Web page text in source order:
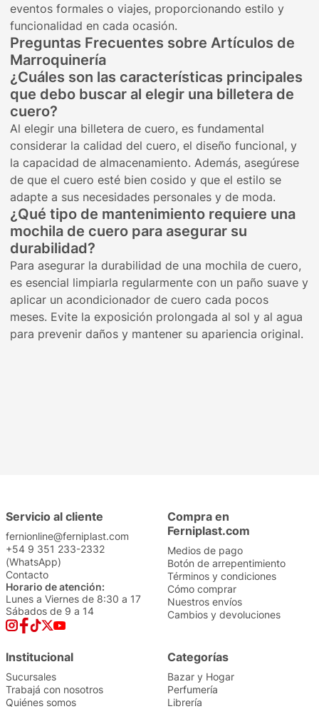
eventos formales o viajes, proporcionando estilo y
funcionalidad en cada ocasión.
Preguntas Frecuentes sobre Artículos de
Marroquinería
¿Cuáles son las características principales
que debo buscar al elegir una billetera de
cuero?
Al elegir una billetera de cuero, es fundamental
considerar la calidad del cuero, el diseño funcional, y
la capacidad de almacenamiento. Además, asegúrese
de que el cuero esté bien cosido y que el estilo se
adapte a sus necesidades personales y de moda.
¿Qué tipo de mantenimiento requiere una
mochila de cuero para asegurar su
durabilidad?
Para asegurar la durabilidad de una mochila de cuero,
es esencial limpiarla regularmente con un paño suave y
aplicar un acondicionador de cuero cada pocos
meses. Evite la exposición prolongada al sol y al agua
para prevenir daños y mantener su apariencia original.
Servicio al cliente
fernionline@ferniplast.com
+54 9 351 233-2332
(WhatsApp)
Contacto
Horario de atención:
Lunes a Viernes de 8:30 a 17
Sábados de 9 a 14
Compra en
Ferniplast.com
Medios de pago
Botón de arrepentimiento
Términos y condiciones
Cómo comprar
Nuestros envíos
Cambios y devoluciones
Institucional
Sucursales
Trabajá con nosotros
Quiénes somos
Categorías
Bazar y Hogar
Perfumería
Librería